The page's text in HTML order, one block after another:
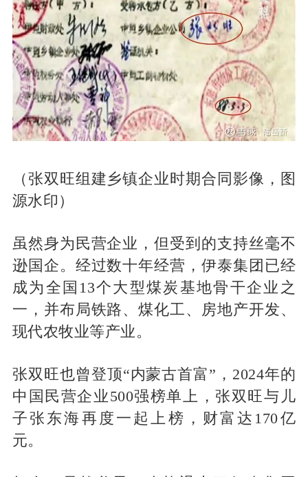
（张双旺组建乡镇企业时期合同影像，图
源水印）
虽然身为民营企业，但受到的支持丝毫不
逊国企。经过数十年经营，伊泰集团已经
成为全国13个大型煤炭基地骨干企业之
一，并布局铁路、煤化工、房地产开发、
现代农牧业等产业。
张双旺也曾登顶“内蒙古首富”，2024年的
中国民营企业500强榜单上，张双旺与儿
子张东海再度一起上榜，财富达170亿
元。